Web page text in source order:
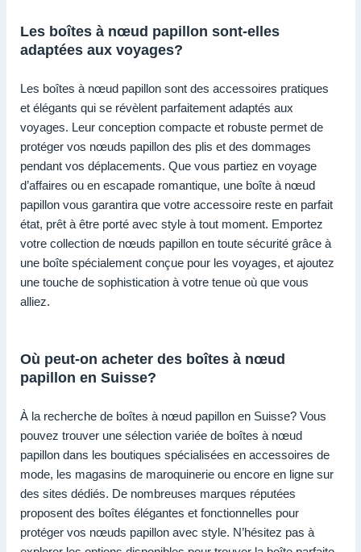
Les boîtes à nœud papillon sont-elles
adaptées aux voyages?
Les boîtes à nœud papillon sont des accessoires pratiques
et élégants qui se révèlent parfaitement adaptés aux
voyages. Leur conception compacte et robuste permet de
protéger vos nœuds papillon des plis et des dommages
pendant vos déplacements. Que vous partiez en voyage
d’affaires ou en escapade romantique, une boîte à nœud
papillon vous garantira que votre accessoire reste en parfait
état, prêt à être porté avec style à tout moment. Emportez
votre collection de nœuds papillon en toute sécurité grâce à
une boîte spécialement conçue pour les voyages, et ajoutez
une touche de sophistication à votre tenue où que vous
alliez.
Où peut-on acheter des boîtes à nœud
papillon en Suisse?
À la recherche de boîtes à nœud papillon en Suisse? Vous
pouvez trouver une sélection variée de boîtes à nœud
papillon dans les boutiques spécialisées en accessoires de
mode, les magasins de maroquinerie ou encore en ligne sur
des sites dédiés. De nombreuses marques réputées
proposent des boîtes élégantes et fonctionnelles pour
protéger vos nœuds papillon avec style. N’hésitez pas à